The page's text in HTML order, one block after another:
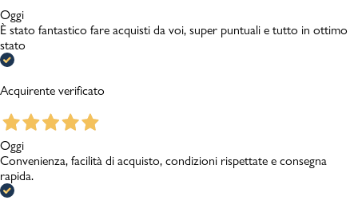
Oggi
È stato fantastico fare acquisti da voi, super puntuali e tutto in ottimo
stato
Acquirente verificato
Oggi
Convenienza, facilità di acquisto, condizioni rispettate e consegna
rapida.